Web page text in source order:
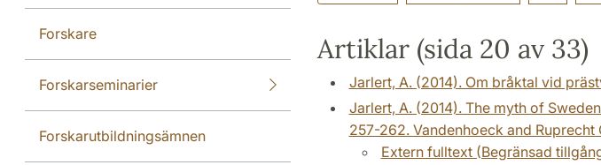
Forskare
Forskarseminarier
Forskarutbildningsämnen
Artiklar (sida 20 av 33)
Jarlert, A. (2014). Om bråktal vid
Jarlert, A. (2014). The myth of
257-262. Vandenhoeck and Ruprecht
Extern fulltext (Begränsad